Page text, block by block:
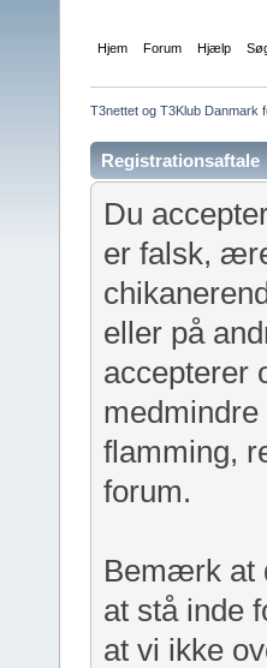
Hjem Forum Hjælp
T3nettet og T3Klub Danmark
Registrationsaftale
Du
er falsk,
eller på
accepterer
flamming,
forum.
Bemærk at
at stå inde
at vi ikke